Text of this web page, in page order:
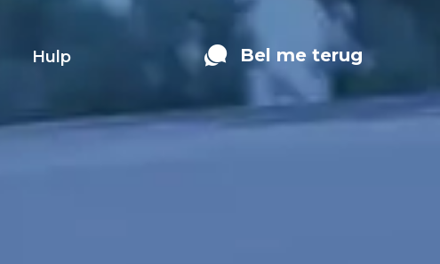
Hulp Bel me terug